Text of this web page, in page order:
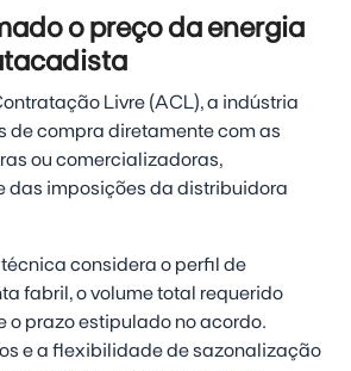
o preço da energia
Livre (ACL), a indústria
de compra diretamente com as
ou comercializadoras,
das imposições da distribuidora
considera o perfil de
fabril, o volume total requerido
o prazo estipulado no acordo.
e a flexibilidade de sazonalização